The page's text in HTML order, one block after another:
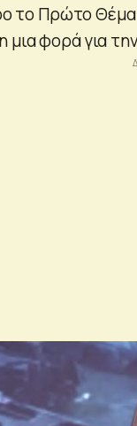
το Πρώτο
μια φορά για